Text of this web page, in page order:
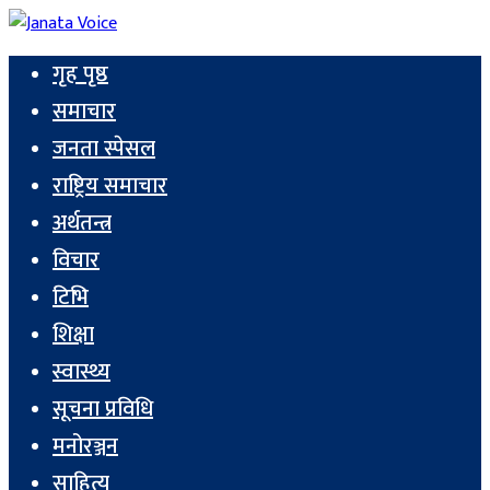
गृह पृष्ठ
समाचार
जनता स्पेसल
राष्ट्रिय समाचार
अर्थतन्त्र
विचार
टिभि
शिक्षा
स्वास्थ्य
सूचना प्रविधि
मनोरञ्जन